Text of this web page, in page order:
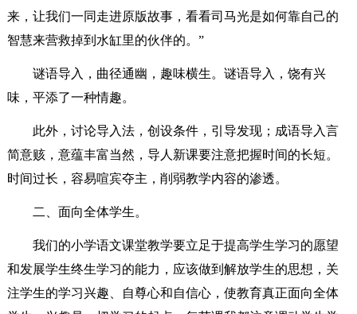
来，让我们一同走进原版故事，看看司马光是如何靠自己的
智慧来营救掉到水缸里的伙伴的。”
谜语导入，曲径通幽，趣味横生。谜语导入，饶有兴
味，平添了一种情趣。
此外，讨论导入法，创设条件，引导发现；成语导入言
简意赅，意蕴丰富当然，导人新课要注意把握时间的长短。
时间过长，容易喧宾夺主，削弱教学内容的渗透。
二、面向全体学生。
我们的小学语文课堂教学要立足于提高学生学习的愿望
和发展学生终生学习的能力，应该做到解放学生的思想，关
注学生的学习兴趣、自尊心和自信心，使教育真正面向全体